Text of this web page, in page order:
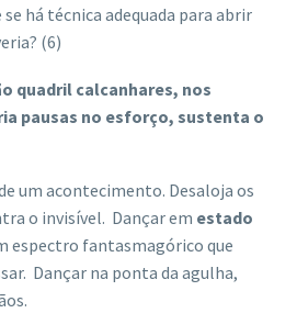
há técnica adequada para abrir
(6)
quadril calcanhares, nos
pausas no esforço, sustenta o
um acontecimento. Desaloja os
o invisível. Dançar em estado
espectro fantasmagórico que
Dançar na ponta da agulha,